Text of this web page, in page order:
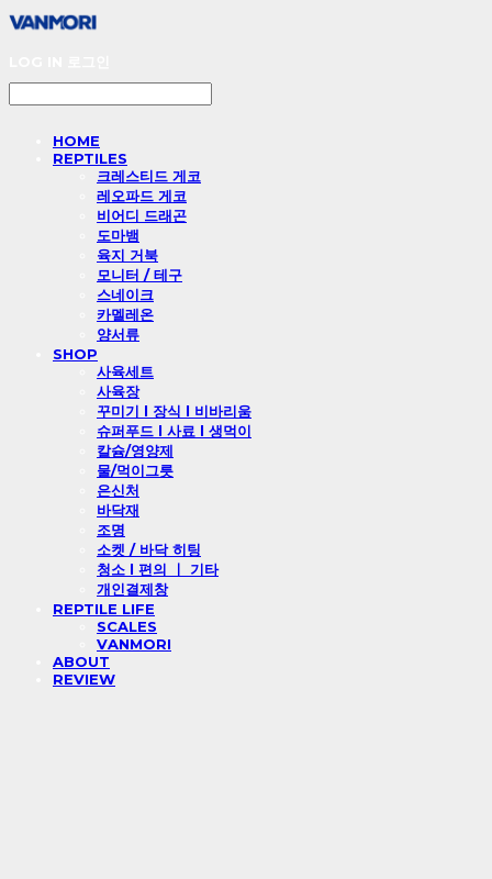
HOME
REPTILES
크레스티드 게코
레오파드 게코
비어디 드래곤
도마뱀
육지 거북
모니터 / 테구
스네이크
카멜레온
양서류
SHOP
사육세트
사육장
꾸미기 l 장식 l 비바리움
슈퍼푸드 l 사료 l 생먹이
칼슘/영양제
물/먹이그릇
은신처
바닥재
조명
소켓 / 바닥 히팅
청소 l 편의 ㅣ 기타
개인결제창
REPTILE LIFE
SCALES
VANMORI
ABOUT
REVIEW